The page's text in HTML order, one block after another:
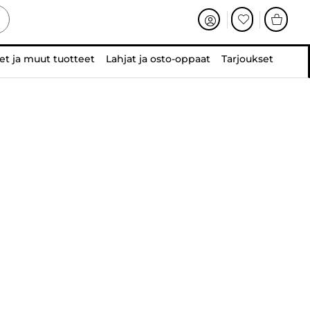
ja muut tuotteet Lahjat ja osto-oppaat Tarjoukset